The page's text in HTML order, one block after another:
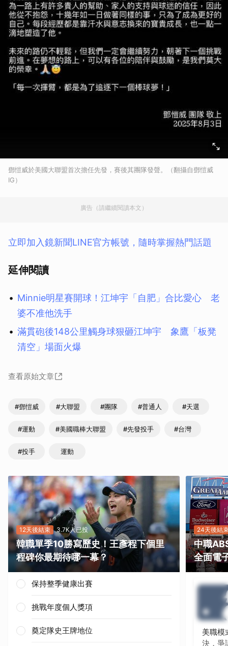
鄧愷威於美國大聯盟首次擔任先發，賽後其團隊發聲。（翻攝自鄧愷威
IG）
廣告（請繼續閱讀本文）
立即加入鏡新聞LINE官方帳號，隨時掌握熱門話題
延伸閱讀
Minnie明星賽開球！江坤宇「自肥」合比愛心 老
婆不准他洗手
滿貫砲後148公里觸身球狠砸江坤宇 象鷹「板凳
清空」場面火爆
查看原始文章
#鄧愷威 #大聯盟 #團隊 #普通人 #天選
#運動 #美國職棒大聯盟 #先發投手 #台灣
#投手 運動
12天後結束 3.7K人已投
韓職單季10勝寫歷史！王彥程下個里
程碑你最期待哪一幕？
保持整季健康出賽
挑戰年度個人獎項
奠定隊史王牌地位
24天後結
中職
全面電
美職模
決，爭